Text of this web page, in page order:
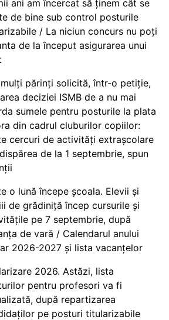
ani am încercat să ținem cât se
de bine sub control posturile
/ La niciun concurs nu poți
de la început asigurarea unui
părinți solicită, într-o petiție,
deciziei ISMB de a nu mai
sumele pentru posturile la plata
din cadrul cluburilor copiilor:
cercuri de activități extrașcolare
de la 1 septembrie, spun
o lună începe școala. Elevii și
de grădiniță încep cursurile și
pe 7 septembrie, după
de vară / Calendarul anului
2026-2027 și lista vacanțelor
2026. Astăzi, lista
pentru profesori va fi
după repartizarea
pe posturi titularizabile